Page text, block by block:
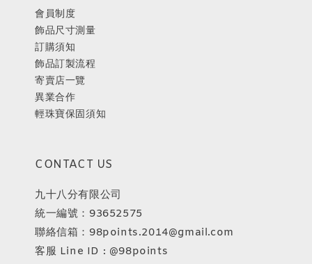
會員制度
飾品尺寸測量
訂購須知
飾品訂製流程
寄賣店一覽
異業合作
輕珠寶保固須知
CONTACT US
九十八分有限公司
統一編號：93652575
聯絡信箱：98points.2014@gmail.com
客服 Line ID : @98points